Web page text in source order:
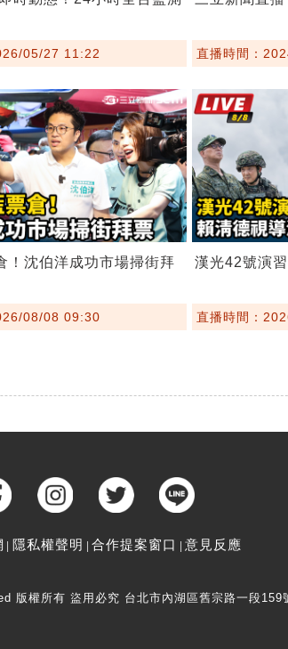
05/27 11:22 直播時間：
！沈伯洋成功市場掃街拜
08/08 09:30
漢光42號演
直播時間：
隱私權聲明 合作提案窗口 意見反應
權所有 盜用必究 台北市內湖區舊宗路一段159